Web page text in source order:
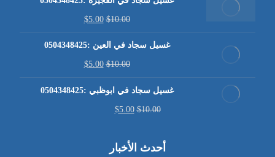
$10.00
$5.00
غسيل سجاد في العين :0504348425
$10.00
$5.00
غسيل سجاد في ابوظبي :0504348425
$10.00
$5.00
أحدث الأخبار